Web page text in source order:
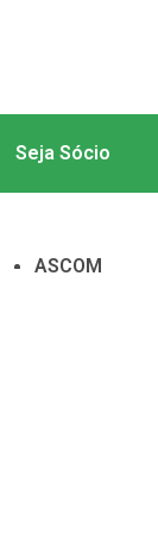
Seja Sócio
ASCOM